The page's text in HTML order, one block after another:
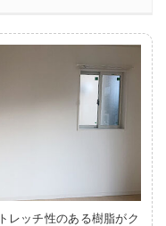
レッチ性のある樹脂がク